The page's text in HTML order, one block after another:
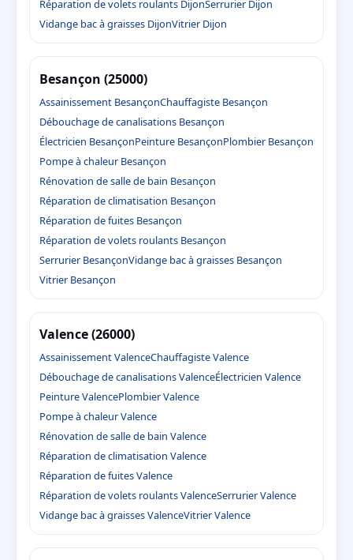
Réparation de volets roulants DijonSerrurier Dijon
Vidange bac à graisses DijonVitrier Dijon
Besançon (25000)
Assainissement BesançonChauffagiste Besançon
Débouchage de canalisations Besançon
Électricien BesançonPeinture BesançonPlombier Besançon
Pompe à chaleur Besançon
Rénovation de salle de bain Besançon
Réparation de climatisation Besançon
Réparation de fuites Besançon
Réparation de volets roulants Besançon
Serrurier BesançonVidange bac à graisses Besançon
Vitrier Besançon
Valence (26000)
Assainissement ValenceChauffagiste Valence
Débouchage de canalisations ValenceÉlectricien Valence
Peinture ValencePlombier Valence
Pompe à chaleur Valence
Rénovation de salle de bain Valence
Réparation de climatisation Valence
Réparation de fuites Valence
Réparation de volets roulants ValenceSerrurier Valence
Vidange bac à graisses ValenceVitrier Valence